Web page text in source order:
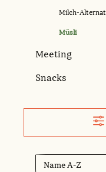
Milch-
Müsli
Meeting
Snacks